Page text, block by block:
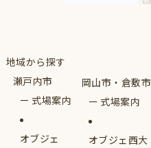
地域から探す
瀬戸内市
式場案内
オブジェ
岡山市・倉敷市
式場案内
オブジェ西大